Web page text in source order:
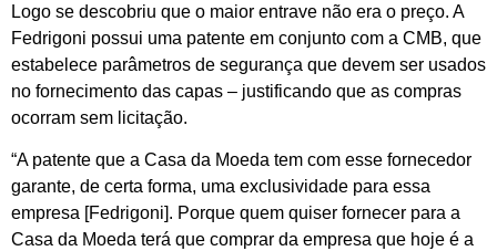
Logo se descobriu que o maior entrave não era o preço. A
Fedrigoni possui uma patente em conjunto com a CMB, que
estabelece parâmetros de segurança que devem ser usados
no fornecimento das capas – justificando que as compras
ocorram sem licitação.
“A patente que a Casa da Moeda tem com esse fornecedor
garante, de certa forma, uma exclusividade para essa
empresa [Fedrigoni]. Porque quem quiser fornecer para a
Casa da Moeda terá que comprar da empresa que hoje é a